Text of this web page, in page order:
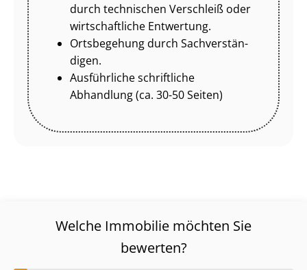
durch technischen Verschleiß oder
wirtschaftliche Entwertung.
Ortsbegehung durch Sach­ver­stän­
di­gen.
Ausführliche schriftliche
Abhandlung (ca. 30-50 Seiten)
Welche Immobilie möchten Sie
bewerten?